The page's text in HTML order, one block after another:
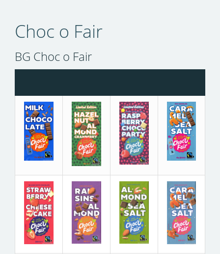
Choc o Fair
BG Choc o Fair